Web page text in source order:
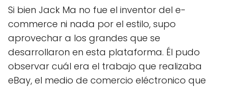
Si bien Jack Ma no fue el inventor del e-
commerce ni nada por el estilo, supo
aprovechar a los grandes que se
desarrollaron en esta plataforma. Él pudo
observar cuál era el trabajo que realizaba
eBay, el medio de comercio eléctronico que